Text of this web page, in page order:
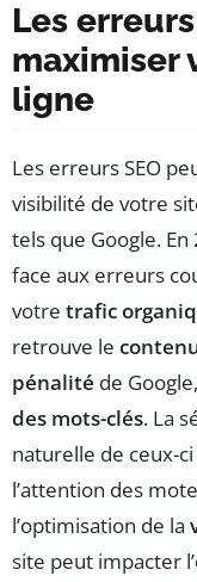
Les
maximiser
ligne
Les erreurs SEO
visibilité de votre
tels que Google.
face aux erreurs
votre trafic
retrouve le
pénalité de
des mots-clés. La
naturelle de ceux-
l’attention des
l’optimisation de la
site peut impacter